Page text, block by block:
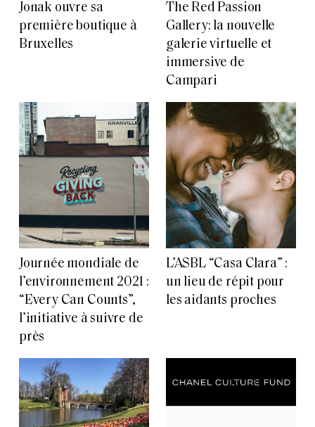
Jonak ouvre sa
première boutique à
Bruxelles
The Red Passion
Gallery: la nouvelle
galerie virtuelle et
immersive de
Campari
Journée mondiale de
l’environnement 2021 :
“Every Can Counts”,
l’initiative à suivre de
près
L’ASBL “Casa Clara” :
un lieu de répit pour
les aidants proches